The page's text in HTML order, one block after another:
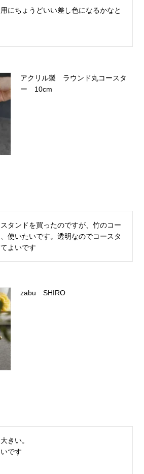
にちょうどいい差し色になるかなと
アクリル製 ラウンド丸コースタ
ー 10cm
タンドを買ったのですが、竹のコー
使いたいです。透明なのでコースタ
よいです
zabu SHIRO
きい。
です